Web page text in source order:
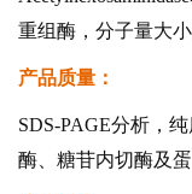
重组酶，分子量大小
产品质量：
SDS-PAGE分析，
酶、糖苷内切酶及蛋